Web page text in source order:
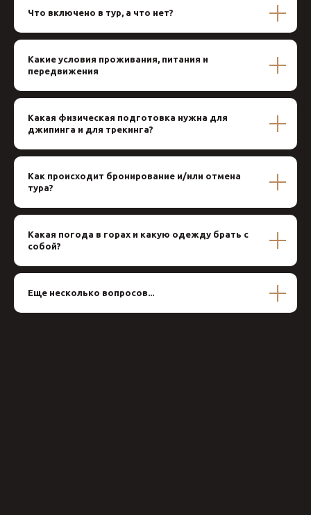
Что включено в тур, а что нет?
Какие условия проживания, питания и
передвижения
Какая физическая подготовка нужна для
джипинга и для трекинга?
Как происходит бронирование и/или отмена
тура?
Какая погода в горах и какую одежду брать с
собой?
Еще несколько вопросов...